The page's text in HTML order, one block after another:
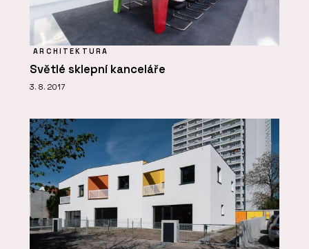
ARCHITEKTURA
Světlé sklepní kanceláře
3. 8. 2017